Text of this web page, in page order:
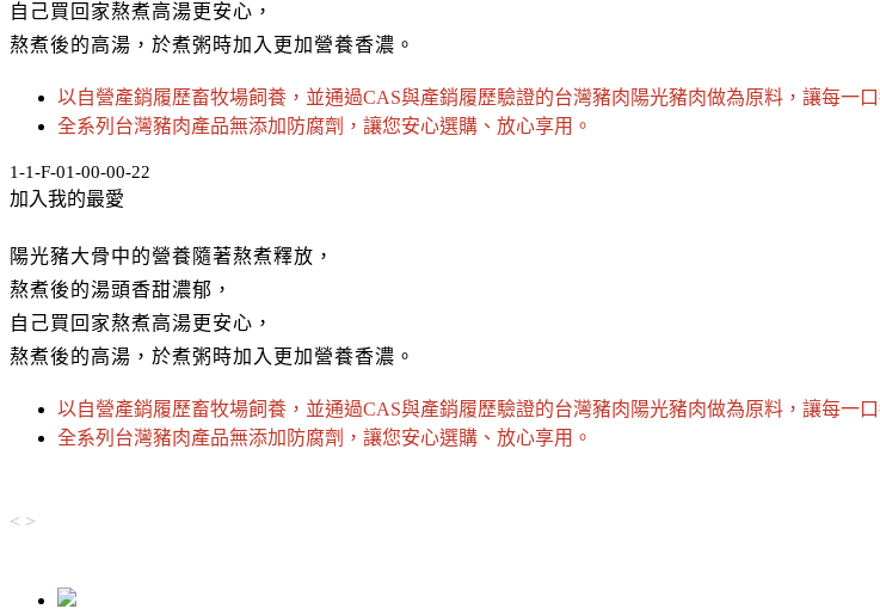
自己買回家熬煮高湯更安心，
熬煮後的高湯，於煮粥時加入更加營養香濃。
以自營產銷履歷畜牧場飼養，並通過CAS與產銷履歷驗證的台灣豬肉陽光豬肉做為原料，讓每一口
全系列台灣豬肉產品無添加防腐劑，讓您安心選購、放心享用。
1-1-F-01-00-00-22
加入我的最愛
陽光豬大骨中的營養隨著熬煮釋放，
熬煮後的湯頭香甜濃郁，
自己買回家熬煮高湯更安心，
熬煮後的高湯，於煮粥時加入更加營養香濃。
以自營產銷履歷畜牧場飼養，並通過CAS與產銷履歷驗證的台灣豬肉陽光豬肉做為原料，讓每一口
全系列台灣豬肉產品無添加防腐劑，讓您安心選購、放心享用。
< >